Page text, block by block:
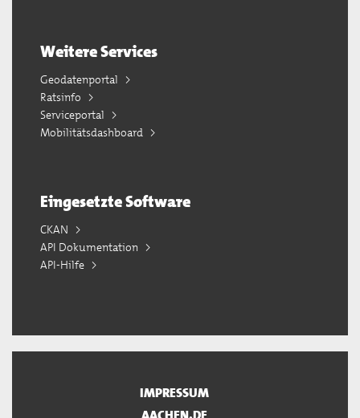
Weitere Services
Geodatenportal
Ratsinfo
Serviceportal
Mobilitätsdashboard
Eingesetzte Software
CKAN
API Dokumentation
API-Hilfe
IMPRESSUM